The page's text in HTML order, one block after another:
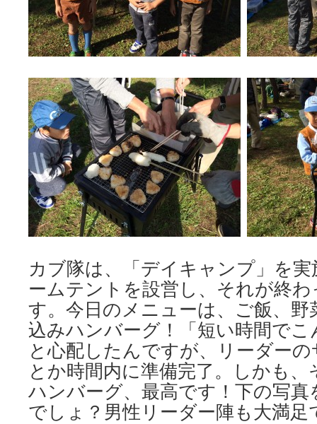
カブ隊は、「デイキャンプ」を
ームテントを設営し、それが終
す。今日のメニューは、ご飯、
込みハンバーグ！「短い時間で
と心配したんですが、リーダー
とか時間内に準備完了。しかも
ハンバーグ、最高です！下の写
でしょ？男性リーダー陣も大満足